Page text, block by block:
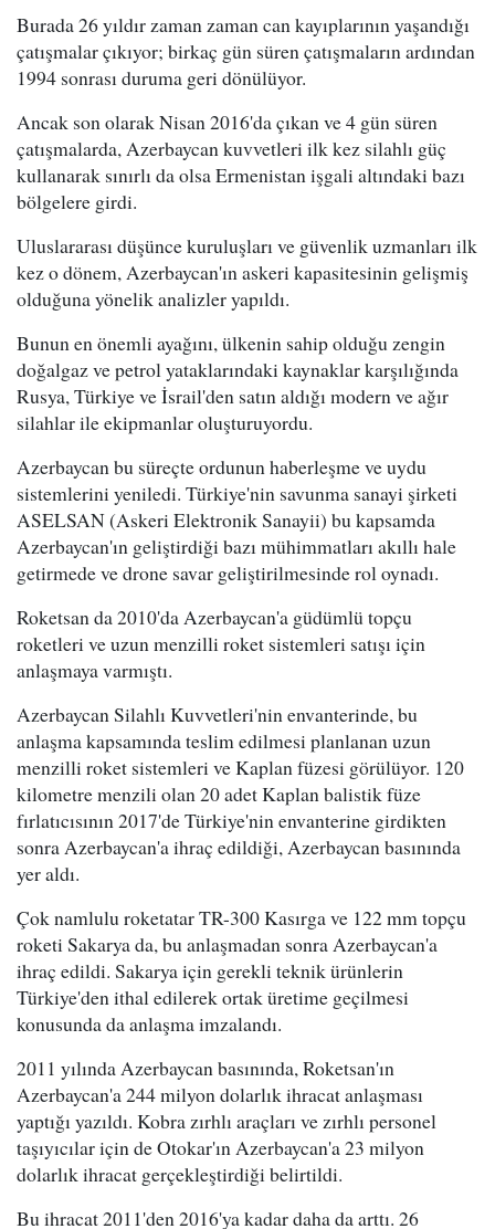
Burada 26 yıldır zaman zaman can kayıplarının yaşandığı
çatışmalar çıkıyor; birkaç gün süren çatışmaların ardından
1994 sonrası duruma geri dönülüyor.
Ancak son olarak Nisan 2016'da çıkan ve 4 gün süren
çatışmalarda, Azerbaycan kuvvetleri ilk kez silahlı güç
kullanarak sınırlı da olsa Ermenistan işgali altındaki bazı
bölgelere girdi.
Uluslararası düşünce kuruluşları ve güvenlik uzmanları ilk
kez o dönem, Azerbaycan'ın askeri kapasitesinin gelişmiş
olduğuna yönelik analizler yapıldı.
Bunun en önemli ayağını, ülkenin sahip olduğu zengin
doğalgaz ve petrol yataklarındaki kaynaklar karşılığında
Rusya, Türkiye ve İsrail'den satın aldığı modern ve ağır
silahlar ile ekipmanlar oluşturuyordu.
Azerbaycan bu süreçte ordunun haberleşme ve uydu
sistemlerini yeniledi. Türkiye'nin savunma sanayi şirketi
ASELSAN (Askeri Elektronik Sanayii) bu kapsamda
Azerbaycan'ın geliştirdiği bazı mühimmatları akıllı hale
getirmede ve drone savar geliştirilmesinde rol oynadı.
Roketsan da 2010'da Azerbaycan'a güdümlü topçu
roketleri ve uzun menzilli roket sistemleri satışı için
anlaşmaya varmıştı.
Azerbaycan Silahlı Kuvvetleri'nin envanterinde, bu
anlaşma kapsamında teslim edilmesi planlanan uzun
menzilli roket sistemleri ve Kaplan füzesi görülüyor. 120
kilometre menzili olan 20 adet Kaplan balistik füze
fırlatıcısının 2017'de Türkiye'nin envanterine girdikten
sonra Azerbaycan'a ihraç edildiği, Azerbaycan basınında
yer aldı.
Çok namlulu roketatar TR-300 Kasırga ve 122 mm topçu
roketi Sakarya da, bu anlaşmadan sonra Azerbaycan'a
ihraç edildi. Sakarya için gerekli teknik ürünlerin
Türkiye'den ithal edilerek ortak üretime geçilmesi
konusunda da anlaşma imzalandı.
2011 yılında Azerbaycan basınında, Roketsan'ın
Azerbaycan'a 244 milyon dolarlık ihracat anlaşması
yaptığı yazıldı. Kobra zırhlı araçları ve zırhlı personel
taşıyıcılar için de Otokar'ın Azerbaycan'a 23 milyon
dolarlık ihracat gerçekleştirdiği belirtildi.
Bu ihracat 2011'den 2016'ya kadar daha da arttı. 26